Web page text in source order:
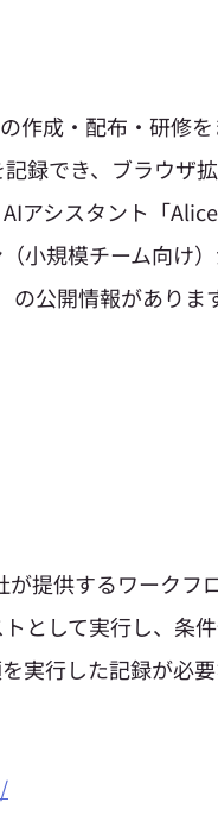
作成・配布・研修
録でき、ブラウザ
アシスタント「
小規模チーム向け
公開情報がありま
提供するワークフ
として実行し、条
実行した記録が必